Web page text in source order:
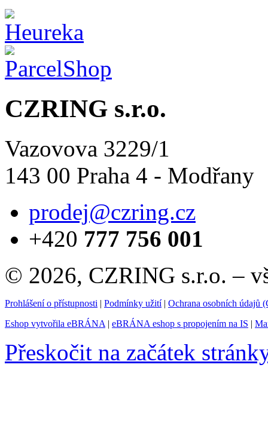
CZRING s.r.o.
Vazovova 3229/1
143 00 Praha 4 - Modřany
prodej@czring.cz
+420 777 756 001
© 2026, CZRING s.r.o. –
Prohlášení o přístupnosti | Podmínky užití| Ochrana osobních údajů
Eshop vytvořila eBRÁNA | eBRÁNA eshop s propojením na IS |
Přeskočit na začátek